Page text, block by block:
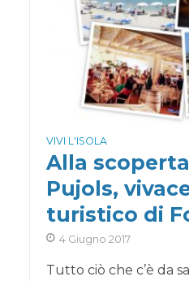
VIVI L'ISOLA
Alla
Pujols,
turistico di
4 Giugno 2017
Tutto ciò che c’è da